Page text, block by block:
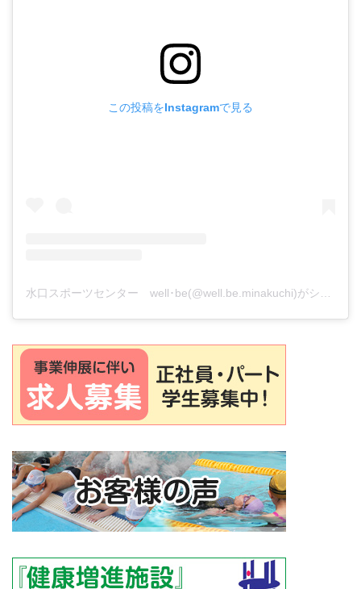
この投稿をInstagramで見る
水口スポーツセンター well･be(@well.be.minakuchi)がシェアした投稿